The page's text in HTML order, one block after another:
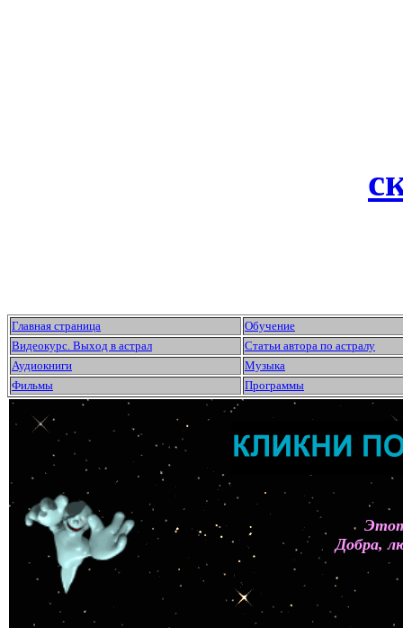
Главная страница
Обучение
Видеокурс. Выход в астрал
Статьи автора по астралу
Аудиокниги
Музыка
Фильмы
Программы
Добра,